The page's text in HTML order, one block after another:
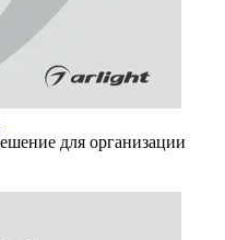
для организации